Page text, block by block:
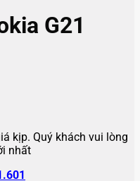
G21
kịp. Quý khách vui lòng
nhất